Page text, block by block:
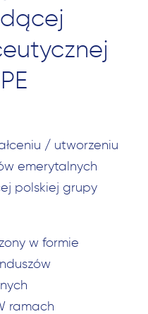
/ utworzeniu
emerytalnych
polskiej grupy
w formie
ramach